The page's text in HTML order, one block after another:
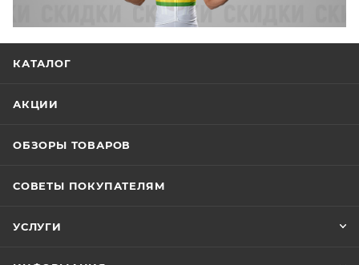
КАТАЛОГ
АКЦИИ
ОБЗОРЫ ТОВАРОВ
СОВЕТЫ ПОКУПАТЕЛЯМ
УСЛУГИ